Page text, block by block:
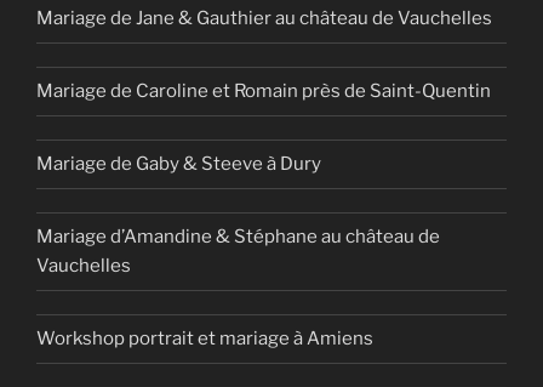
Mariage de Jane & Gauthier au château de Vauchelles
Mariage de Caroline et Romain près de Saint-Quentin
Mariage de Gaby & Steeve à Dury
Mariage d’Amandine & Stéphane au château de
Vauchelles
Workshop portrait et mariage à Amiens